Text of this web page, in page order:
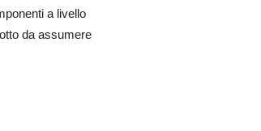
a livello
da assumere